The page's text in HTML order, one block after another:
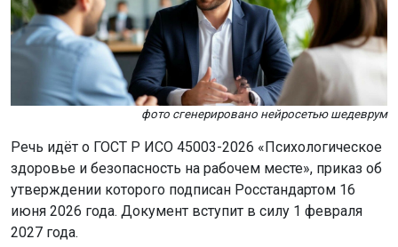
фото сгенерировано нейросетью шедеврум
Речь идёт о ГОСТ Р ИСО 45003-2026 «Психологическое
здоровье и безопасность на рабочем месте», приказ об
утверждении которого подписан Росстандартом 16
июня 2026 года. Документ вступит в силу 1 февраля
2027 года.